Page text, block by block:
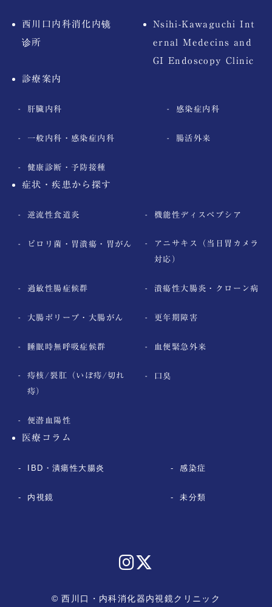
西川口内科消化内镜
诊所
Nsihi-Kawaguchi Int
ernal Medecins and
GI Endoscopy Clinic
診療案内
肝臓内科 感染症内科
一般内科・感染症内科 腸活外来
健康診断・予防接種
症状・疾患から探す
逆流性食道炎 機能性ディスペプシア
ピロリ菌・胃潰瘍・胃がん
アニサキス（当日胃カメラ
対応）
過敏性腸症候群 潰瘍性大腸炎・クローン病
大腸ポリープ・大腸がん 更年期障害
睡眠時無呼吸症候群 血便緊急外来
痔核/裂肛（いぼ痔/切れ
痔）
口臭
便潜血陽性
医療コラム
IBD・潰瘍性大腸炎 感染症
内視鏡 未分類
© 西川口・内科消化器内視鏡クリニック